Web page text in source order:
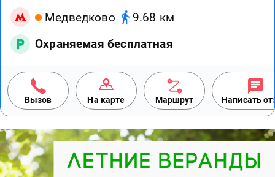
Медведково
9.68 км
Охраняемая бесплатная
Вызов На карте Маршрут Написать